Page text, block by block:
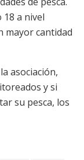
a nivel
mayor cantidad
asociación,
y si
su pesca, los